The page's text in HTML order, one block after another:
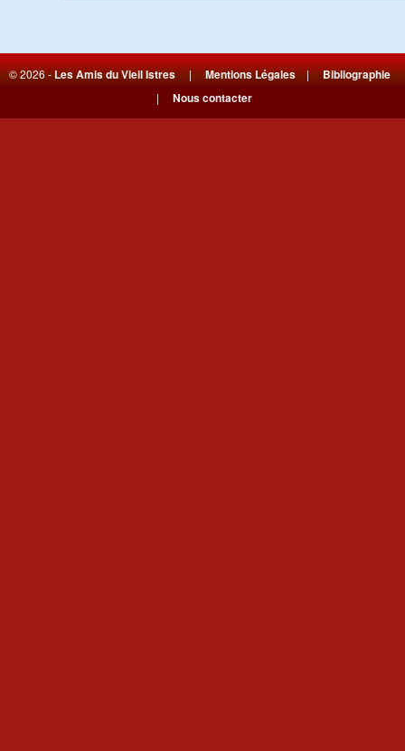
© 2026 -Les Amis du Vieil Istres|Mentions Légales|Bibliographie
| Nous contacter